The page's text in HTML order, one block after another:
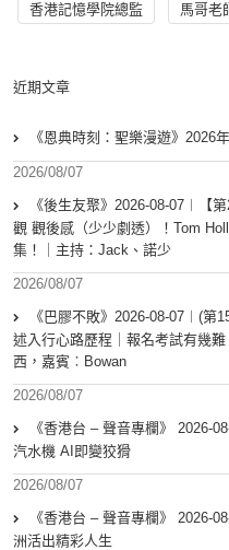
香港記憶學院總監 馬哥老
近期文章
《恩典時刻：聖樂漫遊》2026
2026/08/07
《後生友聚》2026-08-07︱【
觀 觀後感（少少劇透）！Tom
集！｜主持：Jack、諾少
2026/08/07
《巴膠不敗》2026-08-07︱(
述入行心路歷程｜報名考試有幾
西，嘉賓︰Bowan
2026/08/07
《香港台 – 聲音專欄》 2026-
汽水機 AI即變狡猾
2026/08/07
《香港台 – 聲音專欄》 2026-
洲活出精彩人生